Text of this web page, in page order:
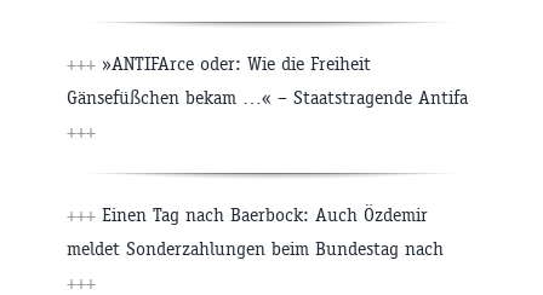
+++ »ANTIFArce oder: Wie die Freiheit
Gänsefüßchen bekam …« – Staatstragende Antifa
+++
+++ Einen Tag nach Baerbock: Auch Özdemir
meldet Sonderzahlungen beim Bundestag nach
+++